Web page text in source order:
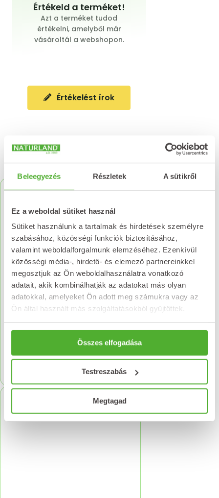
Beleegyezés Részletek A sütikről
Ez a weboldal sütiket használ
Sütiket használunk a tartalmak és hirdetések személyre
szabásához, közösségi funkciók biztosításához,
valamint weboldalforgalmunk elemzéséhez. Ezenkívül
közösségi média-, hirdető- és elemező partnereinkkel
megosztjuk az Ön weboldalhasználatra vonatkozó
adatait, akik kombinálhatják az adatokat más olyan
adatokkal, amelyeket Ön adott meg számukra vagy az
Ön által használt más szolgáltatásokból gyűjtöttek.
Összes elfogadása
Testreszabás
Megtagad
Értékeld a terméket!
Azt a terméket tudod
értékelni, amelyből már
vásároltál a webshopon.
Értékelést írok
Kapcsolódó termékek
NATURLAND Szennalevél
tea 50g
Kosárba teszem